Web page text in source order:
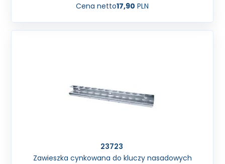
Cena netto17,90 PLN
23723
Zawieszka cynkowana do kluczy nasadowych